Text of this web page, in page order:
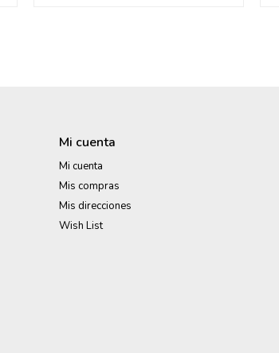
Mi cuenta
Mi cuenta
Mis compras
Mis direcciones
Wish List